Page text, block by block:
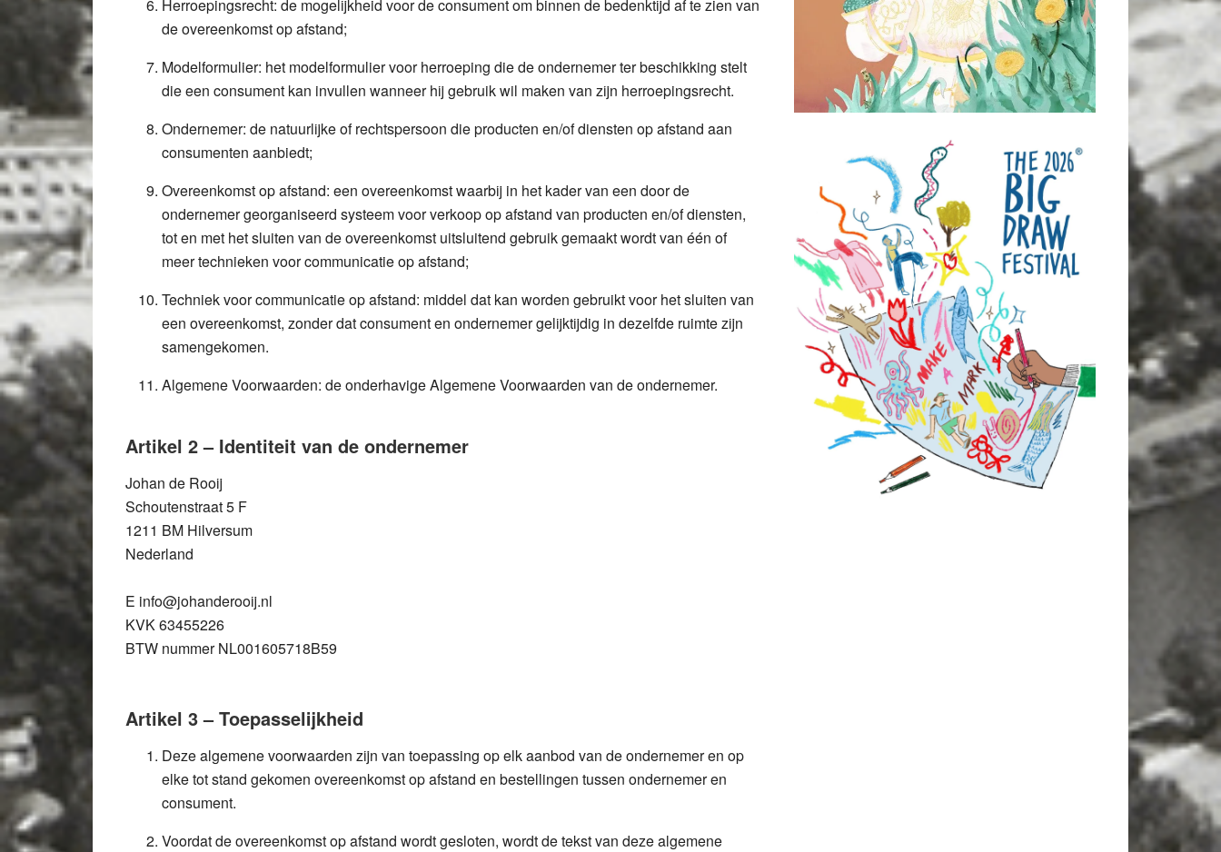
Herroepingsrecht: de mogelijkheid voor de consument om binnen de bedenktijd af te zien van
de overeenkomst op afstand;
Modelformulier: het modelformulier voor herroeping die de ondernemer ter beschikking stelt
die een consument kan invullen wanneer hij gebruik wil maken van zijn herroepingsrecht.
Ondernemer: de natuurlijke of rechtspersoon die producten en/of diensten op afstand aan
consumenten aanbiedt;
Overeenkomst op afstand: een overeenkomst waarbij in het kader van een door de
ondernemer georganiseerd systeem voor verkoop op afstand van producten en/of diensten,
tot en met het sluiten van de overeenkomst uitsluitend gebruik gemaakt wordt van één of
meer technieken voor communicatie op afstand;
Techniek voor communicatie op afstand: middel dat kan worden gebruikt voor het sluiten van
een overeenkomst, zonder dat consument en ondernemer gelijktijdig in dezelfde ruimte zijn
samengekomen.
Algemene Voorwaarden: de onderhavige Algemene Voorwaarden van de ondernemer.
Artikel 2 – Identiteit van de ondernemer
Johan de Rooij
Schoutenstraat 5 F
1211 BM Hilversum
Nederland
E info@johanderooij.nl
KVK63455226
BTW nummerNL001605718B59
Artikel 3 – Toepasselijkheid
Deze algemene voorwaarden zijn van toepassing op elk aanbod van de ondernemer en op
elke tot stand gekomen overeenkomst op afstand en bestellingen tussen ondernemer en
consument.
Voordat de overeenkomst op afstand wordt gesloten, wordt de tekst van deze algemene